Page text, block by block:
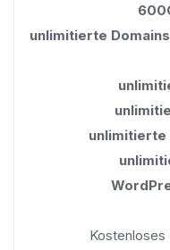
unlimitierte Domains
unlimitierte